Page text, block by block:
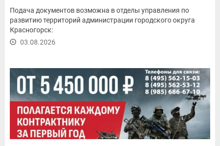
Подача документов возможна в отделы управления по
развитию территорий администрации городского округа
Красногорск:
03.08.2026